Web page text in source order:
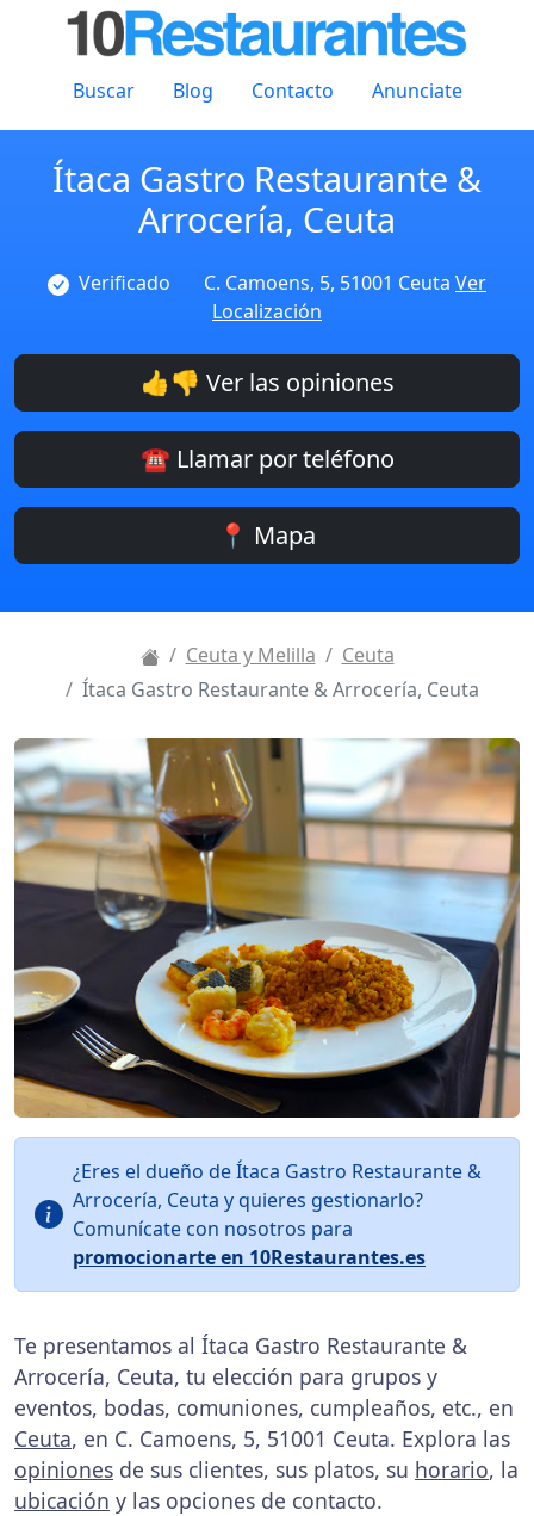
Buscar Blog Contacto Anunciate
Ítaca Gastro Restaurante &
Arrocería, Ceuta
Verificado C. Camoens, 5, 51001 Ceuta Ver
Localización
👍👎 Ver las opiniones
☎️ Llamar por teléfono
📍 Mapa
Ceuta y Melilla
Ceuta
Ítaca Gastro Restaurante & Arrocería, Ceuta
¿Eres el dueño de Ítaca Gastro Restaurante &
Arrocería, Ceuta y quieres gestionarlo?
Comunícate con nosotros para
promocionarte en 10Restaurantes.es
Te presentamos al Ítaca Gastro Restaurante &
Arrocería, Ceuta, tu elección para grupos y
eventos, bodas, comuniones, cumpleaños, etc., en
Ceuta, en C. Camoens, 5, 51001 Ceuta. Explora las
opiniones de sus clientes, sus platos, su horario, la
ubicación y las opciones de contacto.